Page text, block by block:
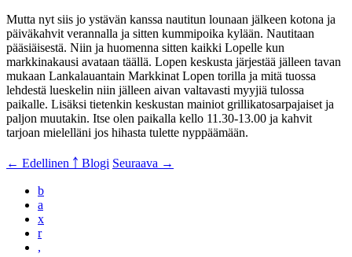
Mutta nyt siis jo ystävän kanssa nautitun lounaan jälkeen kotona ja
päiväkahvit verannalla ja sitten kummipoika kylään. Nautitaan
pääsiäisestä. Niin ja huomenna sitten kaikki Lopelle kun
markkinakausi avataan täällä. Lopen keskusta järjestää jälleen tavan
mukaan Lankalauantain Markkinat Lopen torilla ja mitä tuossa
lehdestä lueskelin niin jälleen aivan valtavasti myyjiä tulossa
paikalle. Lisäksi tietenkin keskustan mainiot grillikatosarpajaiset ja
paljon muutakin. Itse olen paikalla kello 11.30-13.00 ja kahvit
tarjoan mielelläni jos hihasta tulette nyppäämään.
← Edellinen ￪ Blogi Seuraava →
b
a
x
r
,